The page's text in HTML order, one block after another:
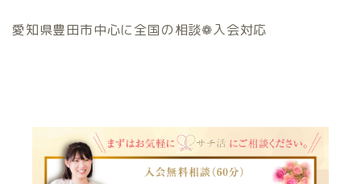
愛知県豊田市中心に全国の相談❁入会対応